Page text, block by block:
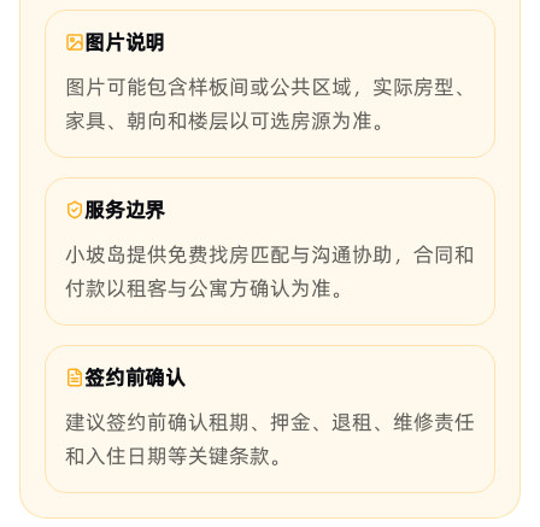
图片说明
图片可能包含样板间或公共区域，实际房型、
家具、朝向和楼层以可选房源为准。
服务边界
小坡岛提供免费找房匹配与沟通协助，合同和
付款以租客与公寓方确认为准。
签约前确认
建议签约前确认租期、押金、退租、维修责任
和入住日期等关键条款。